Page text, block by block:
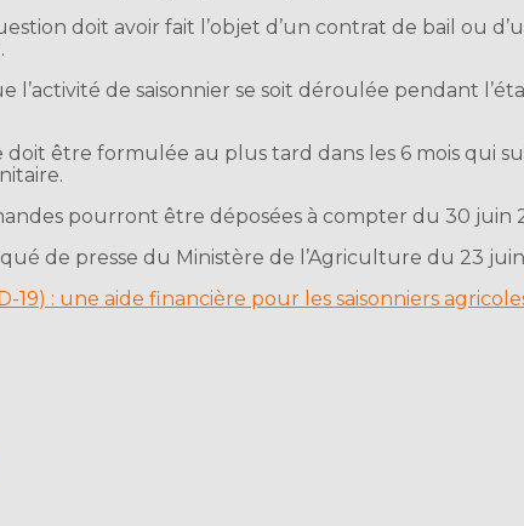
doit avoir fait l’objet d’un contrat de bail ou
l’activité de saisonnier se soit déroulée pendant
doit être formulée au plus tard dans les 6 mois qui
pourront être déposées à compter du 30 juin
de presse du Ministère de l’Agriculture du 23
19) : une aide financière pour les saisonniers